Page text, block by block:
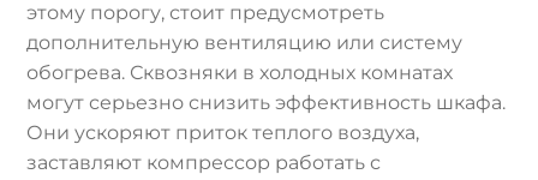
этому порогу, стоит предусмотреть
дополнительную вентиляцию или систему
обогрева. Сквозняки в холодных комнатах
могут серьезно снизить эффективность шкафа.
Они ускоряют приток теплого воздуха,
заставляют компрессор работать с